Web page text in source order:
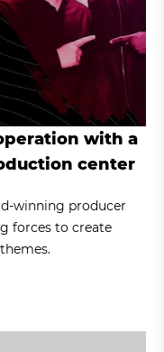
with a
center
winning producer
forces to create